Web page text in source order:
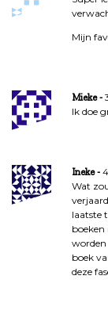
Mijn
Mieke
Ik doe
Ineke
Wat
laatste
boeken
worden
boek
deze